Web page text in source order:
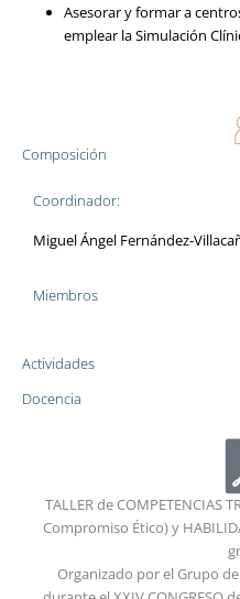
Asesorar y formar a
emplear la Simulación
Composición
Coordinador:
Miguel Ángel Fernández-
Miembros
Actividades
Docencia
TALLER de COMPETENCIAS
Compromiso Ético) y
Organizado por el Grupo de